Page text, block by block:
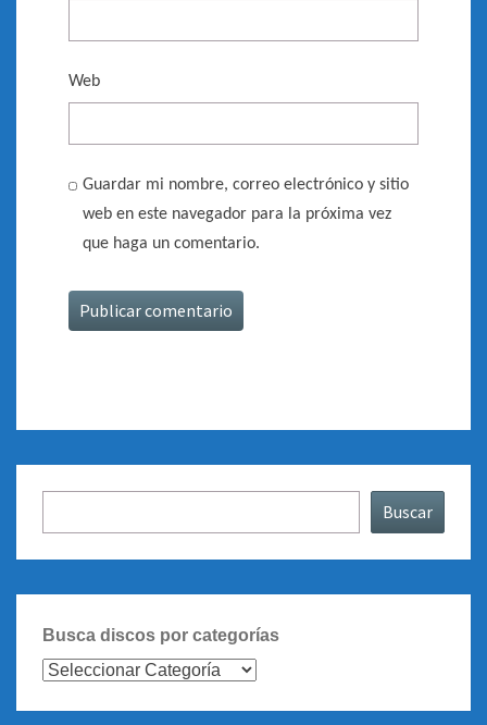
Web
Guardar mi nombre, correo electrónico y sitio
web en este navegador para la próxima vez
que haga un comentario.
Buscar
Busca discos por categorías